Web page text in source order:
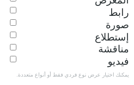
رابط
صورة
إستطلاع
مناقشة
فيديو
يمكنك اختيار عرض نوع فردي فقط أو أنواع متعددة.